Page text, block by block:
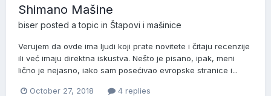
Shimano Mašine
biser posted a topic in Štapovi i mašinice
Verujem da ovde ima ljudi koji prate novitete i čitaju recenzije
ili već imaju direktna iskustva. Nešto je pisano, ipak, meni
lično je nejasno, iako sam posećivao evropske stranice i...
October 27, 2018 4 replies